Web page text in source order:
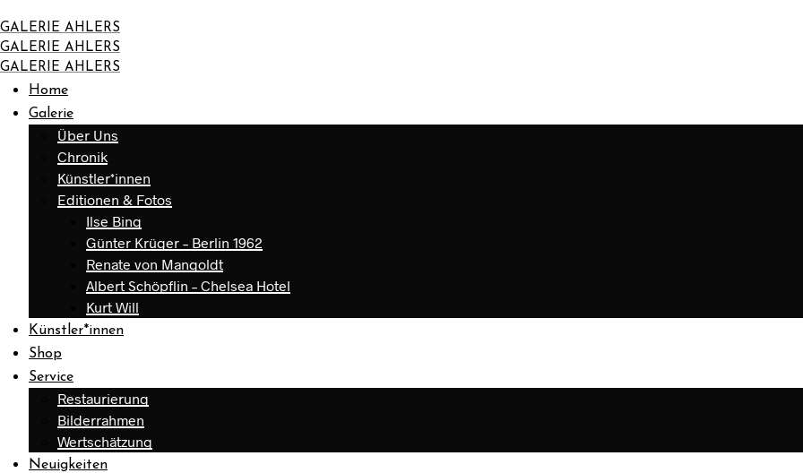
GALERIE AHLERS
GALERIE AHLERS
GALERIE AHLERS
Home
Galerie
Über Uns
Chronik
Künstler*innen
Editionen & Fotos
Ilse Bing
Günter Krüger – Berlin 1962
Renate von Mangoldt
Albert Schöpflin – Chelsea Hotel
Kurt Will
Künstler*innen
Shop
Service
Restaurierung
Bilderrahmen
Wertschätzung
Neuigkeiten